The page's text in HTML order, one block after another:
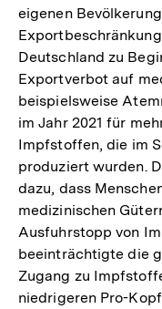
eigenen
Deutschland zu
Exportverbot auf
beispielsweise
im Jahr 2021 für
Impfstoffen, die im
produziert wurden.
dazu, dass
medizinischen
Ausfuhrstopp von
beeinträchtigte die
Zugang zu
niedrigeren Pro-